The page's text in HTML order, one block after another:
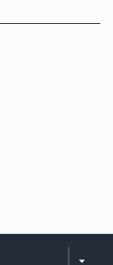
arrow_drop_down